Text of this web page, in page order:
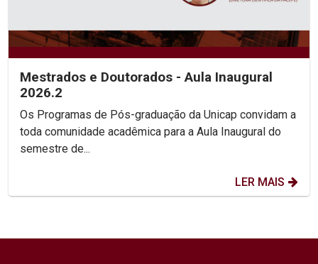
Mestrados e Doutorados - Aula Inaugural
2026.2
Os Programas de Pós-graduação da Unicap convidam a
toda comunidade acadêmica para a Aula Inaugural do
semestre de...
LER MAIS